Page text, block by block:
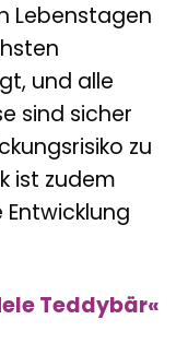
Lebenstagen
und alle
sind sicher
zu
ist zudem
Teddybär«